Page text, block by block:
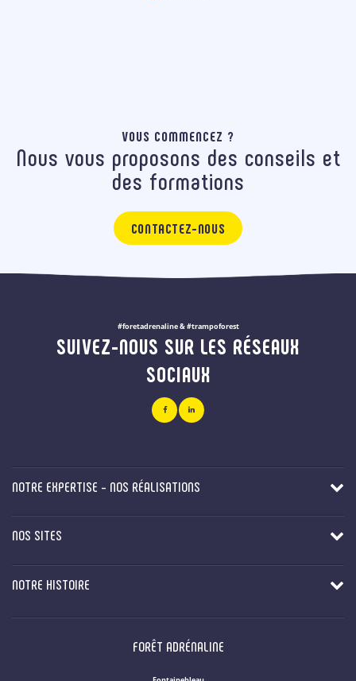
VOUS COMMENCEZ ?
Nous vous proposons des conseils et
des formations
CONTACTEZ-NOUS
#foretadrenaline & #trampoforest
SUIVEZ-NOUS SUR LES RÉSEAUX
SOCIAUX
NOTRE EXPERTISE - NOS RÉALISATIONS
NOS SITES
NOTRE HISTOIRE
FORÊT ADRÉNALINE